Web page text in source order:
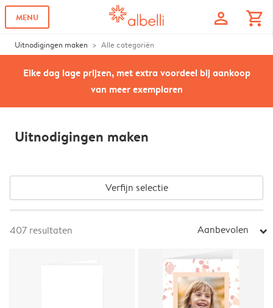
MENU profile shopping_cart
Uitnodigingen maken Alle categoriën
Elke dag lage prijzen, met extra voordeel bij aankoop
van meer exemplaren
Uitnodigingen maken
Verfijn selectie
407 resultaten Aanbevolen arrow_right